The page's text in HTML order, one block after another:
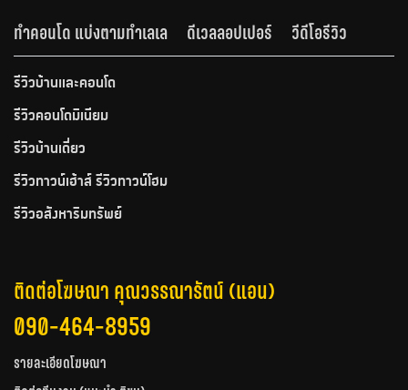
ทำคอนโด แบ่งตามทำเลเล
ดีเวลลอปเปอร์ วีดีโอรีวิว
รีวิวบ้านและคอนโด
รีวิวคอนโดมิเนียม
รีวิวบ้านเดี่ยว
รีวิวทาวน์เฮ้าส์ รีวิวทาวน์โฮม
รีวิวอสังหาริมทรัพย์
ติดต่อโฆษณา คุณวรรณารัตน์ (แอน)
090-464-8959
รายละเอียดโฆษณา